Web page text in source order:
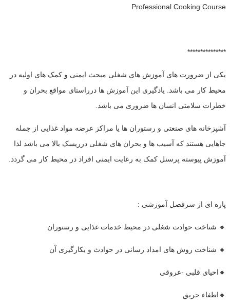
Professional Cooking Course
***************
یکی از ضرورت های آموزش های شغلی مبحث ایمنی و کمک های اولیه در
محیط کار می باشد. یادگیری این آموزش ها درراستای مواقع بحران و
خطرات سلامتی انسان ها ضروری می باشد.
آشپزخانه های صنعتی و رستوران ها یا مراکز عرضه مواد غذایی از جمله
جاهایی هستند که آسیب ها و بحران های شغلی درریسک بالا می باشد لذا
آموزش پیوسته پرسنل کمک به رعایت ایمنی افراد در محیط کار می گردد.
پاره ای از سرفصل آموزشی :
🔸 شناخت حوادث شغلی در محیط خدمات غذایی و رستوران
🔸 شناخت روش های امداد رسانی در حوادث و بکارگیری آن
🔸احیای قلبی -عروقی
🔸اطفاء حریق